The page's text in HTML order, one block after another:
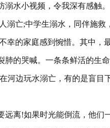
水小视频，令我深有感触。
溺亡;中学生溺水，同伴施救，
幸的家庭感到惋惜。其中，
的哭喊。一条条鲜活的生命
河边玩水溺亡，有的是盲目
远离!如果时光能倒流，他们